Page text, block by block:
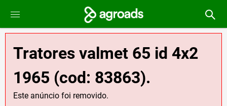
Tratores valmet 65 id 4x2
1965 (cod: 83863).
Este anúncio foi removido.